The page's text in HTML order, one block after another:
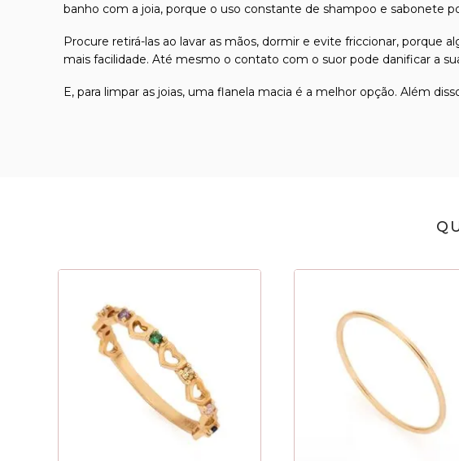
banho com a joia, porque o uso constante de shampoo e sabonete
Procure retirá-las ao lavar as mãos, dormir e evite friccionar,
mais facilidade. Até mesmo o contato com o suor pode danificar a
E, para limpar as joias, uma flanela macia é a melhor opção. Além